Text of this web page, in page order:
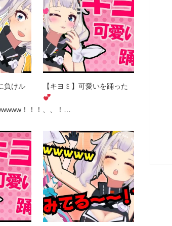
負けル
！！！、、！…
【キヨミ】可愛いを踊った